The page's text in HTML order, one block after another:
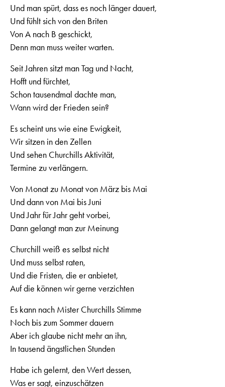
Und man spürt, dass es noch länger dauert,
Und fühlt sich von den Briten
Von A nach B geschickt,
Denn man muss weiter warten.
Seit Jahren sitzt man Tag und Nacht,
Hofft und fürchtet,
Schon tausendmal dachte man,
Wann wird der Frieden sein?
Es scheint uns wie eine Ewigkeit,
Wir sitzen in den Zellen
Und sehen Churchills Aktivität,
Termine zu verlängern.
Von Monat zu Monat von März bis Mai
Und dann von Mai bis Juni
Und Jahr für Jahr geht vorbei,
Dann gelangt man zur Meinung
Churchill weiß es selbst nicht
Und muss selbst raten,
Und die Fristen, die er anbietet,
Auf die können wir gerne verzichten
Es kann nach Mister Churchills Stimme
Noch bis zum Sommer dauern
Aber ich glaube nicht mehr an ihn,
In tausend ängstlichen Stunden
Habe ich gelernt, den Wert dessen,
Was er sagt, einzuschätzen